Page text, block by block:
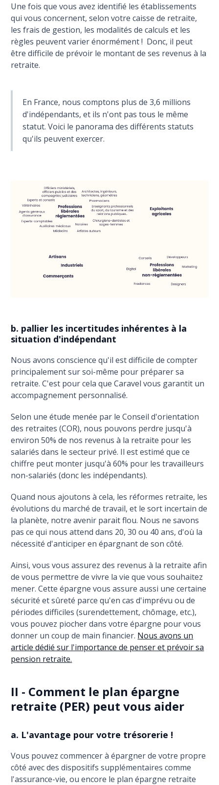
Une fois que vous avez identifié les établissements
qui vous concernent, selon votre caisse de retraite,
les frais de gestion, les modalités de calculs et les
règles peuvent varier énormément ! Donc, il peut
être difficile de prévoir le montant de ses revenus à la
retraite.
En France, nous comptons plus de 3,6 millions
d'indépendants, et ils n'ont pas tous le même
statut. Voici le panorama des différents statuts
qu'ils peuvent exercer.
b. pallier les incertitudes inhérentes à la
situation d'indépendant
Nous avons conscience qu'il est difficile de compter
principalement sur soi-même pour préparer sa
retraite. C'est pour cela que Caravel vous garantit un
accompagnement personnalisé.
Selon une étude menée par le Conseil d'orientation
des retraites (COR), nous pouvons perdre jusqu'à
environ 50% de nos revenus à la retraite pour les
salariés dans le secteur privé. Il est estimé que ce
chiffre peut monter jusqu'à 60% pour les travailleurs
non-salariés (donc les indépendants).
Quand nous ajoutons à cela, les réformes retraite, les
évolutions du marché de travail, et le sort incertain de
la planète, notre avenir parait flou. Nous ne savons
pas ce qui nous attend dans 20, 30 ou 40 ans, d'où la
nécessité d'anticiper en épargnant de son côté.
Ainsi, vous vous assurez des revenus à la retraite afin
de vous permettre de vivre la vie que vous souhaitez
mener. Cette épargne vous assure aussi une certaine
sécurité et sûreté parce qu'en cas d'imprévu ou de
périodes difficiles (surendettement, chômage, etc.),
vous pouvez piocher dans votre épargne pour vous
donner un coup de main financier. Nous avons un
article dédié sur l'importance de penser et prévoir sa
pension retraite.
II - Comment le plan épargne
retraite (PER) peut vous aider
a. L'avantage pour votre trésorerie !
Vous pouvez commencer à épargner de votre propre
côté avec des dispositifs supplémentaires comme
l'assurance-vie, ou encore le plan épargne retraite